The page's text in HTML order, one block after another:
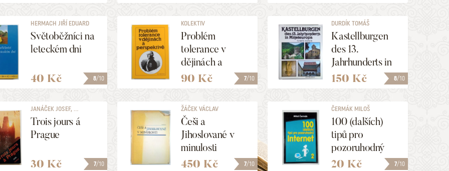
8/10
HERMACH JIŘÍ EDUARD
Světoběžníci na
leteckém dni
40 Kč 7/10
KOLEKTIV
Problém
tolerance v
dějinách a
perspektivě
90 Kč 8/10
DURDÍK TOMÁŠ
Kastellburgen
des 13.
Jahrhunderts in
Mitteleuropa
150 Kč
7/10
JANÁČEK JOSEF, ...
Trois jours á
Prague
30 Kč 7/10
ŽÁČEK VÁCLAV
Češi a
Jihoslované v
minulosti
450 Kč 7/10
ČERMÁK MILOŠ
100 (dalších)
tipů pro
pozoruhodný
internet 2
20 Kč